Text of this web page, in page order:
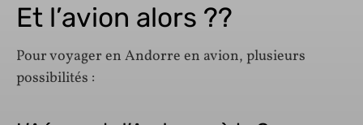
Et l’avion alors ??
Pour voyager en Andorre en avion, plusieurs
possibilités :